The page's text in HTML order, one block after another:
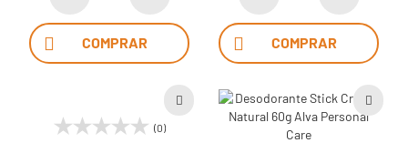
COMPRAR COMPRAR
(0)